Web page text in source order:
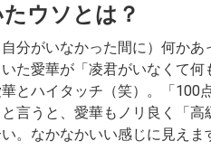
ウソとは？
自分がいなかった間に）何かあ
た愛華が 「凌君がいなくて何
とハイタッチ（笑）。
「100
と言うと、愛華もノリ良く 「
。なかなかいい感じに見えま